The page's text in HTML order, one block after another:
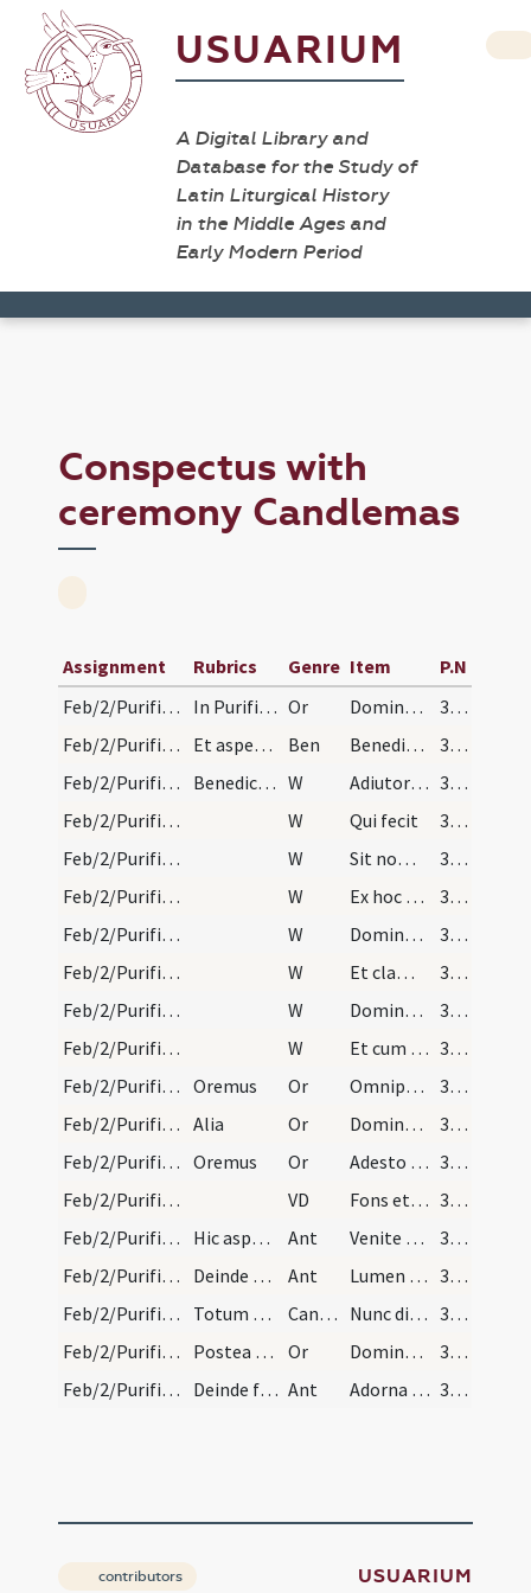
USUARIUM
A Digital Library and
Database for the Study of
Latin Liturgical History
in the Middle Ages and
Early Modern Period
Conspectus with
ceremony Candlemas
Assignment Rubrics Genre Item
P.N
Feb/2/Purificatio BMV/Candlemas/1
In Purificatione sanctae Mariae. Ordo ad candelas… Or Domine sancte Pater omnipotens aeterne Deus benedicere et sanctificare digneris ignem istum ... provenire concede.
386
Feb/2/Purificatio BMV/Candlemas
Et aspergatur aqua benedicta super ignem. Ben Benedictio Dei Patris omnipotentis ... descendat super ignem istum.
387
Feb/2/Purificatio BMV/Candlemas/1
Benedictio candelarum dicat sacerdos vel pontifex: W Adiutorium nostrum
387
Feb/2/Purificatio BMV/Candlemas/2
W Qui fecit
387
Feb/2/Purificatio BMV/Candlemas/3
W Sit nomen
387
Feb/2/Purificatio BMV/Candlemas/4
W Ex hoc nunc
387
Feb/2/Purificatio BMV/Candlemas/5
W Domine exaudi orationem meam
387
Feb/2/Purificatio BMV/Candlemas/6
W Et clamor meus
387
Feb/2/Purificatio BMV/Candlemas/7
W Dominus vobiscum
387
Feb/2/Purificatio BMV/Candlemas/8
W Et cum spiritum tuo
387
Feb/2/Purificatio BMV/Candlemas/2
Oremus Or Omnipotens sempiterne Deus qui hodierna die Unigenitum tuum Israelitici legi ... periculis eruantur.
387
Feb/2/Purificatio BMV/Candlemas/3
Alia Or Domine Iesu Christe lux vera qui illuminas omnem hominem ... pervenire mereamur.
387
Feb/2/Purificatio BMV/Candlemas/4
Oremus Or Adesto supplicationibus nostris omnipotens Deus et has candelas tua ... veritatis oberret.
387
Feb/2/Purificatio BMV/Candlemas
VD Fons et origo totius luminis
387
Feb/2/Purificatio BMV/Candlemas/1
Hic aspergat aquam benedictam super candelas et s… Ant Venite et accendite
388
Feb/2/Purificatio BMV/Candlemas/2
Deinde dicitur alia antiphona: Ant Lumen ad revelationem gentium
388
Feb/2/Purificatio BMV/Candlemas
Totum cum Gloria Patri. Et ad singulos versus rep… CantNT Nunc dimittis
388
Feb/2/Purificatio BMV/Candlemas/5
Postea dicitur oratio. Or Domine Deus Pater omnipotens lumen indeficiens qui es ... pervenire valeamus.
388
Feb/2/Purificatio BMV/Candlemas/3
Deinde fiat processio. Ad processionem autem cant… Ant Adorna thalamum tuum Sion 389
contributors USUARIUM